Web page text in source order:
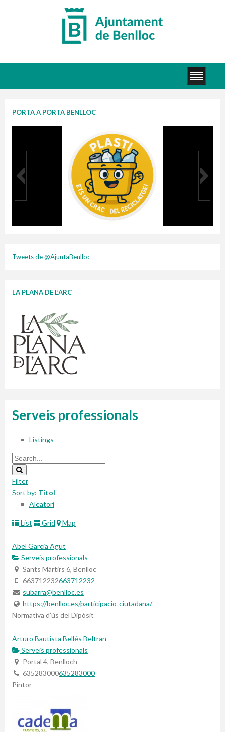
PORTA A PORTA BENLLOC
1 contenidors intel·ligents
Finançat per la Unió Europea – NextGenerationEU
Tweets de @AjuntaBenlloc
LA PLANA DE L’ARC
Serveis professionals
Listings
Filter
Sort by: Títol
Aleatori
List Grid Map
Abel Garcia Agut
Serveis professionals
Sants Màrtirs 6, Benlloc
663712232663712232
subarra@benlloc.es
https://benlloc.es/participacio-ciutadana/
Normativa d’ús del Dipòsit
Arturo Bautista Bellés Beltran
Serveis professionals
Portal 4, Benlloch
635283000635283000
Pintor